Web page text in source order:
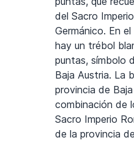
del Sacro
Germánico. En
hay un trébol
puntas, símbolo
Baja Austria. La
provincia de
combinación de
Sacro Imperio
de la provincia